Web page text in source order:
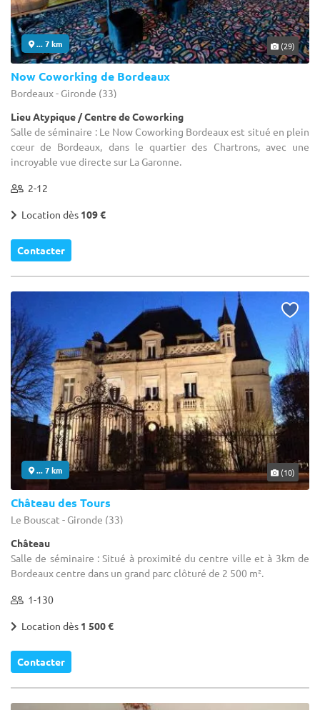
... 7 km (29)
Now Coworking de Bordeaux
Bordeaux - Gironde (33)
Lieu Atypique / Centre de Coworking
Salle de séminaire : Le Now Coworking Bordeaux est situé en plein
cœur de Bordeaux, dans le quartier des Chartrons, avec une
incroyable vue directe sur La Garonne.
2-12
Location dès 109 €
Contacter
... 7 km (10)
Château des Tours
Le Bouscat - Gironde (33)
Château
Salle de séminaire : Situé à proximité du centre ville et à 3km de
Bordeaux centre dans un grand parc clôturé de 2 500 m².
1-130
Location dès 1 500 €
Contacter